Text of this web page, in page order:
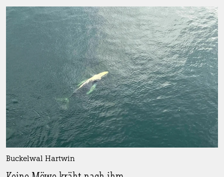
Buckelwal Hartwin